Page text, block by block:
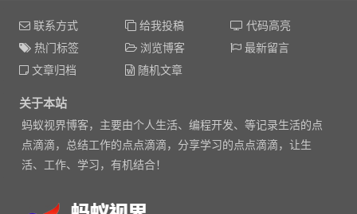
联系方式 给我投稿
代码高亮
热门标签
浏览博客
最新留言
文章归档
随机文章
关于本站
蚂蚁视界博客，主要由个人生活、编程开发、等记录生活的点
点滴滴，总结工作的点点滴滴，分享学习的点点滴滴，让生
活、工作、学习，有机结合！